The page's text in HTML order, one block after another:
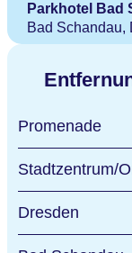
Parkhotel Bad
Bad Schandau,
Promenade
Stadtzentrum/
Dresden